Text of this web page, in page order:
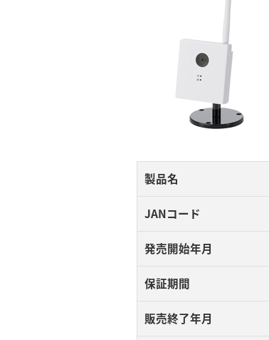
製品名
JANコード
発売開始年月
保証期間
販売終了年月